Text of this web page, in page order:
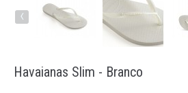
‹
Havaianas Slim - Branco